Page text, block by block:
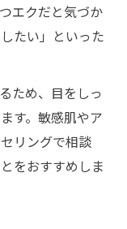
エクだと気づか
たい」といった
ため、目をしっ
す。敏感肌やア
リングで相談
をおすすめしま